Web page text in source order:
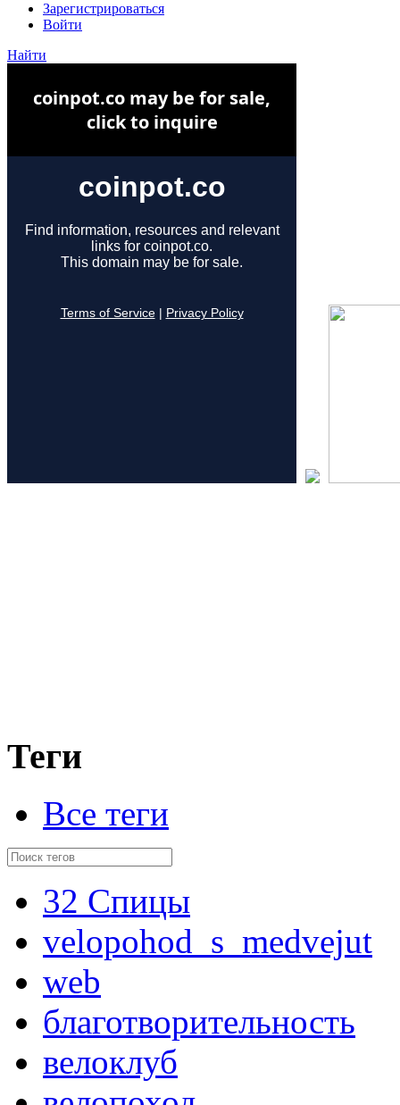
Зарегистрироваться
Войти
Найти
Теги
Все теги
32 Спицы
velopohod_s_medvejut
web
благотворительность
велоклуб